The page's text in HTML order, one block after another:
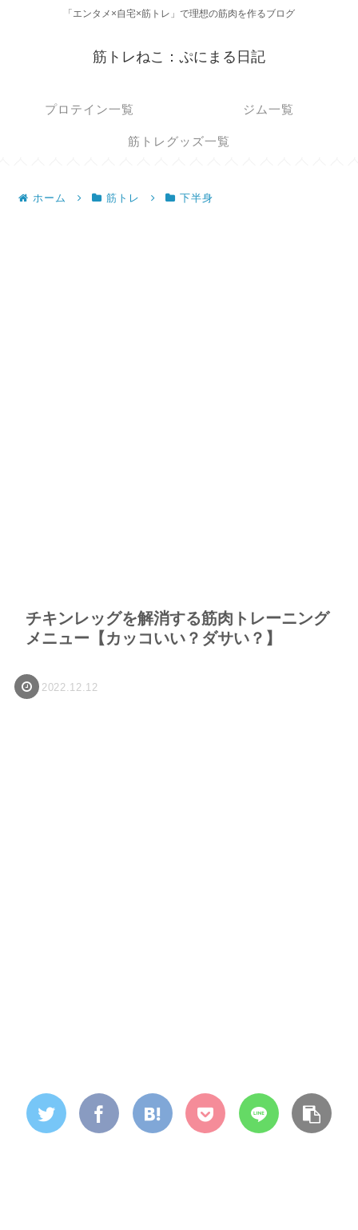
「エンタメ×自宅×筋トレ」で理想の筋肉を作るブログ
筋トレねこ：ぷにまる日記
プロテイン一覧 ジム一覧
筋トレグッズ一覧
ホーム 筋トレ 下半身
チキンレッグを解消する筋肉トレーニング
メニュー【カッコいい？ダサい？】
2022.12.12